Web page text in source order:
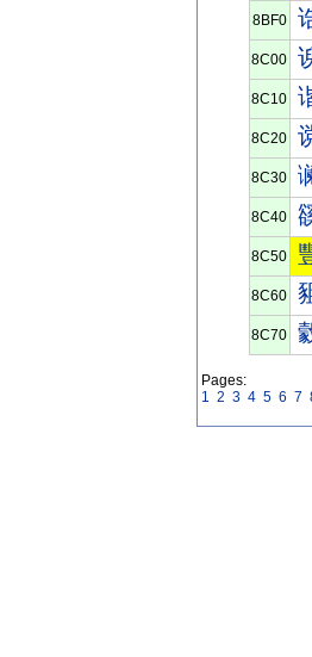
8BF0
8C00
8C10
8C20
8C30
8C40
8C50
8C60
8C70
Pages:
1 2 3 4 5 6 7